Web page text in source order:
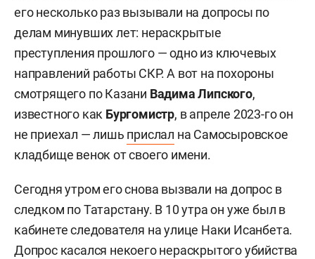
его несколько раз вызывали на допросы по
делам минувших лет: нераскрытые
преступления прошлого — одно из ключевых
направлений работы СКР. А вот на похороны
смотрящего по Казани Вадима Липского,
известного как Бургомистр, в апреле 2023-го он
не приехал — лишь прислал на Самосыровское
кладбище венок от своего имени.
Сегодня утром его снова вызвали на допрос в
следком по Татарстану. В 10 утра он уже был в
кабинете следователя на улице Наки Исанбета.
Допрос касался некоего нераскрытого убийства